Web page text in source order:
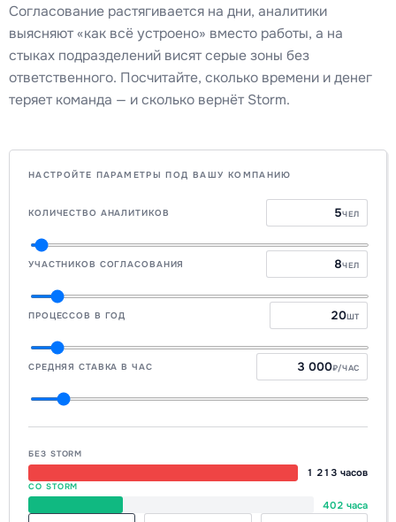
Согласование растягивается на дни, аналитики
выясняют «как всё устроено» вместо работы, а на
стыках подразделений висят серые зоны без
ответственного. Посчитайте, сколько времени и денег
теряет команда — и сколько вернёт Storm.
НАСТРОЙТЕ ПАРАМЕТРЫ ПОД ВАШУ КОМПАНИЮ
КОЛИЧЕСТВО АНАЛИТИКОВ ЧЕЛ
УЧАСТНИКОВ СОГЛАСОВАНИЯ ЧЕЛ
ПРОЦЕССОВ В ГОД ШТ
СРЕДНЯЯ СТАВКА В ЧАС ₽/ЧАС
БЕЗ STORM
1 213 часов
СО STORM
402 часа